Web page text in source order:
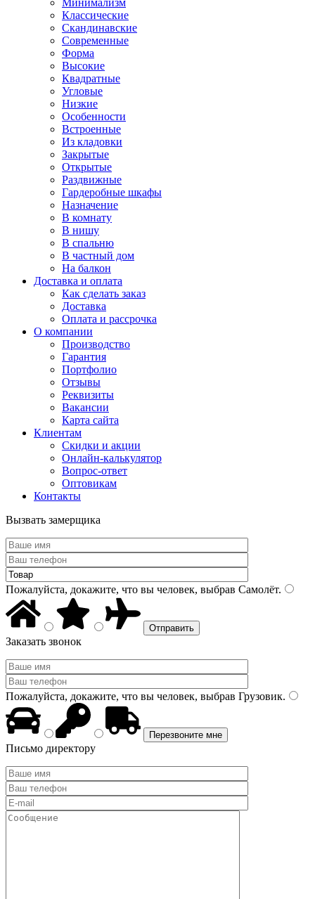
Минимализм
Классические
Скандинавские
Современные
Форма
Высокие
Квадратные
Угловые
Низкие
Особенности
Встроенные
Из кладовки
Закрытые
Открытые
Раздвижные
Гардеробные шкафы
Назначение
В комнату
В нишу
В спальню
В частный дом
На балкон
Доставка и оплата
Как сделать заказ
Доставка
Оплата и рассрочка
О компании
Производство
Гарантия
Портфолио
Отзывы
Реквизиты
Вакансии
Карта сайта
Клиентам
Скидки и акции
Онлайн-калькулятор
Вопрос-ответ
Оптовикам
Контакты
Вызвать замерщика
Пожалуйста, докажите, что вы человек, выбрав Самолёт.
Заказать звонок
Пожалуйста, докажите, что вы человек, выбрав Грузовик.
Письмо директору